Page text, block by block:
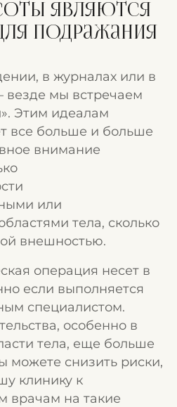
являются
подражания
в журналах или в
везде мы встречаем
Этим идеалам
все больше и больше
внимание
или
тела, сколько
внешностью.
операция несет в
если выполняется
специалистом.
особенно в
тела, еще больше
можете снизить риски,
клинику к
врачам на такие